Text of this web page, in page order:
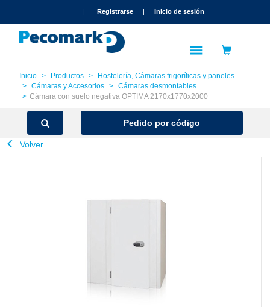
| Registrarse | Inicio de sesión
Inicio Productos
Hostelería, Cámaras frigoríficas y paneles
Cámaras y Accesorios
Cámaras desmontables
Cámara con suelo negativa OPTIMA 2170x1770x2000
Pedido por código
Volver